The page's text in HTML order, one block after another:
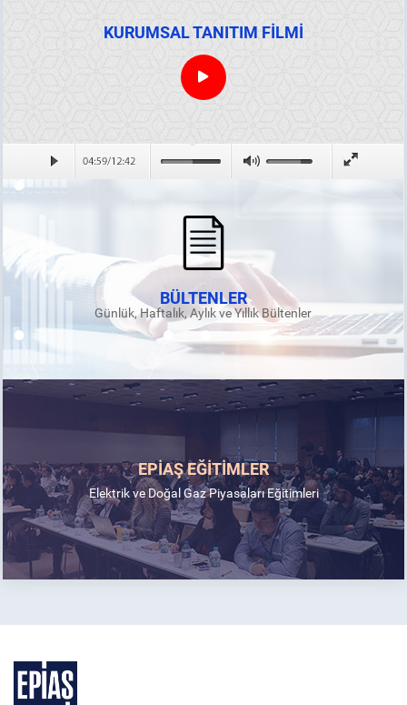
KURUMSAL TANITIM FİLMİ
BÜLTENLER
Günlük, Haftalık, Aylık ve Yıllık Bültenler
EPİAŞ EĞİTİMLER
Elektrik ve Doğal Gaz Piyasaları Eğitimleri